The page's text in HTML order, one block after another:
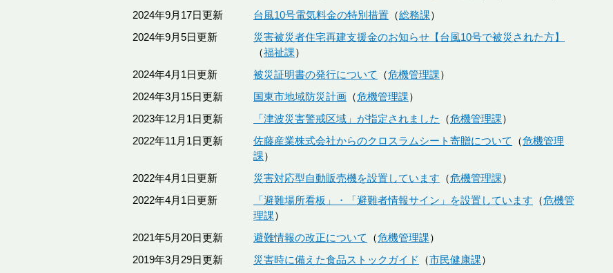
2024年9月17日更新
台風10号電気料金の特別措置
総務課
2024年9月5日更新
災害被災者住宅再建支援金のお知らせ【台風10号で被災された方】
福祉課
2024年4月1日更新
被災証明書の発行について
危機管理課
2024年3月15日更新
国東市地域防災計画
危機管理課
2023年12月1日更新
「津波災害警戒区域」が指定されました
危機管理課
2022年11月1日更新
佐藤産業株式会社からのクロスラムシート寄贈について
危機管理
課
2022年4月1日更新
災害対応型自動販売機を設置しています
危機管理課
2022年4月1日更新
「避難場所看板」・「避難者情報サイン」を設置しています
危機管
理課
2021年5月20日更新
避難情報の改正について
危機管理課
2019年3月29日更新
災害時に備えた食品ストックガイド
市民健康課